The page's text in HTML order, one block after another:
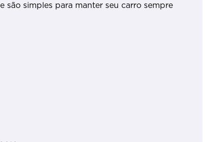
são simples para manter seu carro sempre